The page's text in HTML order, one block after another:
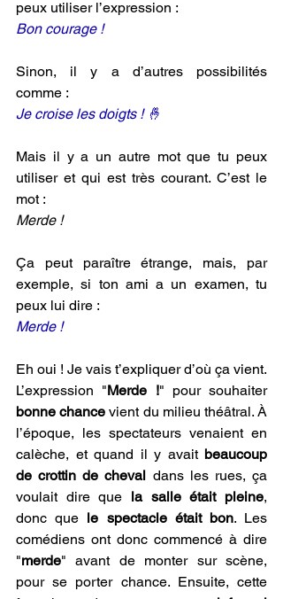
peux utiliser l’expression :
Bon courage !
Sinon, il y a d’autres possibilités
comme :
Je croise les doigts ! 🤞
Mais il y a un autre mot que tu peux
utiliser et qui est très courant. C’est le
mot :
Merde !
Ça peut paraître étrange, mais, par
exemple, si ton ami a un examen, tu
peux lui dire :
Merde !
Eh oui ! Je vais t’expliquer d’où ça vient.
L’expression "Merde !
" pour souhaiter
bonne chance vient du milieu théâtral. À
l’époque, les spectateurs venaient en
calèche, et quand il y avait beaucoup
de crottin de cheval dans les rues, ça
voulait dire que la salle était pleine,
donc que le spectacle était bon. Les
comédiens ont donc commencé à dire
"merde" avant de monter sur scène,
pour se porter chance. Ensuite, cette